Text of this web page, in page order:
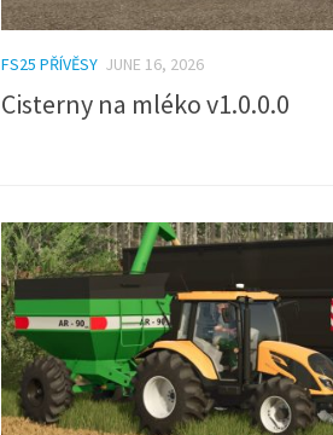
FS25 PŘÍVĚSY JUNE 16, 2026
Cisterny na mléko v1.0.0.0